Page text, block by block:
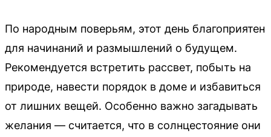
По народным поверьям, этот день благоприятен
для начинаний и размышлений о будущем.
Рекомендуется встретить рассвет, побыть на
природе, навести порядок в доме и избавиться
от лишних вещей. Особенно важно загадывать
желания — считается, что в солнцестояние они